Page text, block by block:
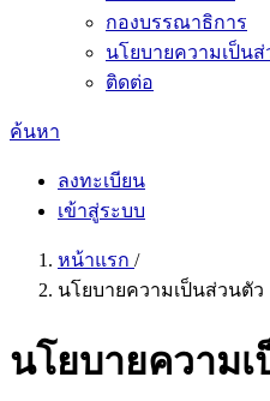
กองบรรณาธิการ
นโยบายความเป็นส่
ติดต่อ
ค้นหา
ลงทะเบียน
เข้าสู่ระบบ
หน้าแรก /
นโยบายความเป็นส่วนตัว
นโยบายความ